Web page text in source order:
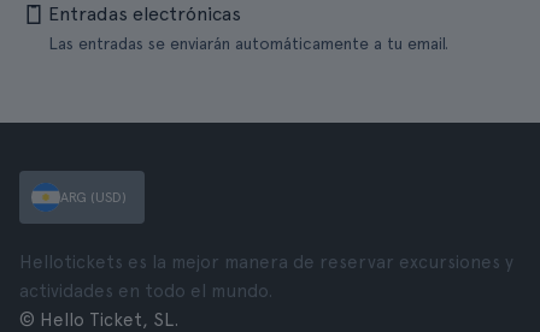
Entradas electrónicas
Las entradas se enviarán automáticamente a tu email.
ARG (USD)
Hellotickets es la mejor manera de reservar excursiones y
actividades en todo el mundo.
© Hello Ticket, SL.